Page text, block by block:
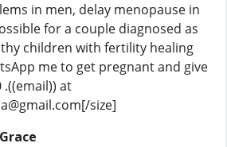
in men, delay menopause in
for a couple diagnosed as
children with fertility healing
me to get pregnant and give
.((email)) at
size]